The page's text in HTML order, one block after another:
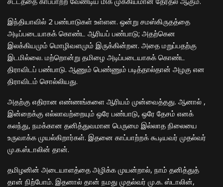
இந்தியாவில் 2 பண்பாடுகள் உள்ளன. ஒன்று சமஸ்கிருதத்தை
அடிப்படையாகக் கொண்ட ஆரியப் பண்பாடு; அதற்கென
இலக்கியமும் மொழிவளமும் இருக்கின்றன. அதை மறுப்பதற்கு
இடமில்லை. மற்றொன்று தமிழை அடிப்படையாகக் கொண்ட
திராவிடப் பண்பாடு. ஆணும் பெண்ணும் படித்தால்தான் அழகு என
திராவிடம் சொல்லியது.
அதற்கு எதிரான எண்ணங்களை ஆரியம் முன்வைத்தது. ஆனால் ,
இன்றைக்கு எல்லாவற்றையும் ஒரே பண்பாடு, ஒரே தேசம் எனக்
கலந்து, நமக்கான தனித்துவமான பெருமை இல்லாத நிலையை
உருவாக்க முயல்கிறார்கள். இதனை காப்பாற்றக் கூடியவர் முதல்வர்
மு.க.ஸ்டாலின் தான்.
தமிழனின் அடையாளத்தை அழிக்க முயன்றால், நாம் தனித்துத்
தான் நிற்போம். இதனால் தான் நமது முதல்வர் மு.க. ஸ்டாலின்,